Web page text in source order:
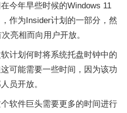
今年早些时候的Windows 11
作为Insider计划的一部分，然
亮相而向用户开放。
计划何时将系统托盘时钟中的
可能需要一些时间，因为该功
员开放。
软件巨头需要更多的时间进行